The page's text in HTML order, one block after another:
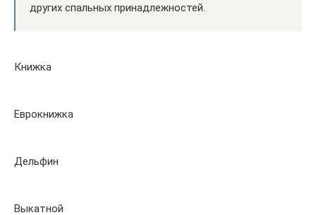
других спальных принадлежностей.
Книжка
Еврокнижка
Дельфин
Выкатной